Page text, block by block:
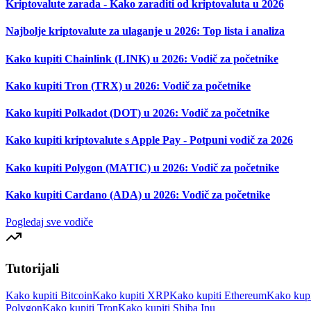
Kriptovalute zarada - Kako zaraditi od kriptovaluta u 2026
Najbolje kriptovalute za ulaganje u 2026: Top lista i analiza
Kako kupiti Chainlink (LINK) u 2026: Vodič za početnike
Kako kupiti Tron (TRX) u 2026: Vodič za početnike
Kako kupiti Polkadot (DOT) u 2026: Vodič za početnike
Kako kupiti kriptovalute s Apple Pay - Potpuni vodič za 2026
Kako kupiti Polygon (MATIC) u 2026: Vodič za početnike
Kako kupiti Cardano (ADA) u 2026: Vodič za početnike
Pogledaj sve vodiče
Tutorijali
Kako kupiti BitcoinKako kupiti XRPKako kupiti EthereumKako
PolygonKako kupiti TronKako kupiti Shiba Inu